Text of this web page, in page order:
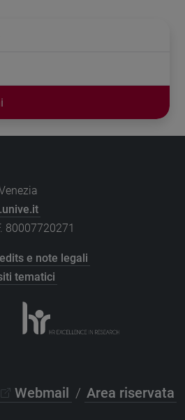
80007720271
e note legali
tematici
Webmail / Area riservata